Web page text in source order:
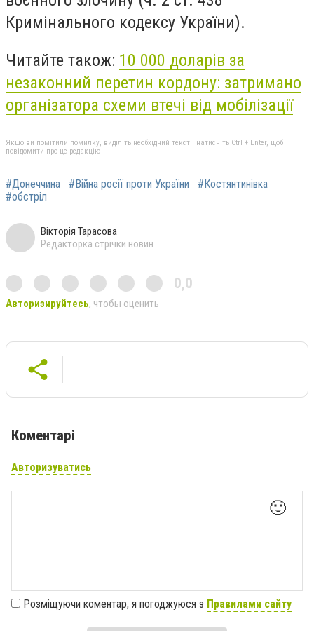
Кримінального кодексу України).
Читайте також: 10 000 доларів за
незаконний перетин кордону: затримано
організатора схеми втечі від мобілізації
Якщо ви помітили помилку, виділіть необхідний текст і натисніть Ctrl + Enter, щоб
повідомити про це редакцію
#Донеччина #Війна росії проти України
#Костянтинівка
#обстріл
Вікторія Тарасова
Редакторка стрічки новин
0,0
Авторизируйтесь, чтобы оценить
Коментарі
Авторизуватись
🙂
Розміщуючи коментар, я погоджуюся з Правилами сайту